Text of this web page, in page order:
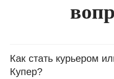
Как стать курьером
Купер?